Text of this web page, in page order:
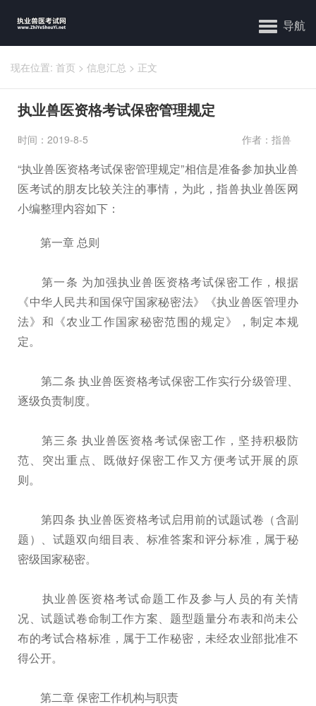
导航
现在位置: 首页 > 信息汇总 > 正文
执业兽医资格考试保密管理规定
时间：2019-8-5 作者：指兽
“执业兽医资格考试保密管理规定”相信是准备参加执业兽
医考试的朋友比较关注的事情，为此，指兽执业兽医网
小编整理内容如下：
第一章 总则
第一条 为加强执业兽医资格考试保密工作，根据
《中华人民共和国保守国家秘密法》《执业兽医管理办
法》和《农业工作国家秘密范围的规定》，制定本规
定。
第二条 执业兽医资格考试保密工作实行分级管理、
逐级负责制度。
第三条 执业兽医资格考试保密工作，坚持积极防
范、突出重点、既做好保密工作又方便考试开展的原
则。
第四条 执业兽医资格考试启用前的试题试卷（含副
题）、试题双向细目表、标准答案和评分标准，属于秘
密级国家秘密。
执业兽医资格考试命题工作及参与人员的有关情
况、试题试卷命制工作方案、题型题量分布表和尚未公
布的考试合格标准，属于工作秘密，未经农业部批准不
得公开。
第二章 保密工作机构与职责